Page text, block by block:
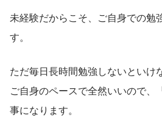
未経験だからこそ、ご自身での勉
す。
ただ毎日長時間勉強しないといけ
ご自身のペースで全然いいので、
事になります。